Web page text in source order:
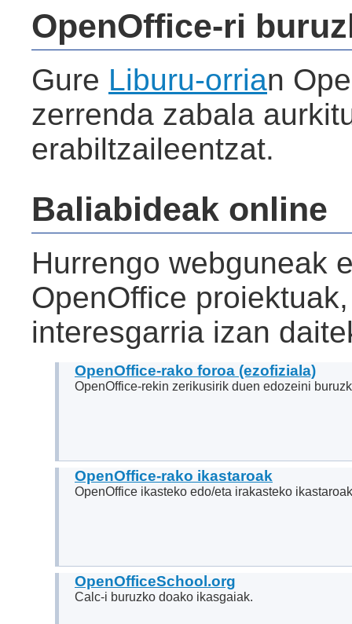
OpenOffice-ri
Gure Liburu-orrian
zerrenda zabala
erabiltzaileentzat.
Baliabideak online
Hurrengo webguneak
OpenOffice
interesgarria izan
OpenOffice-rako foroa (ezofiziala)
OpenOffice-rekin zerikusirik duen edozeini
OpenOffice-rako ikastaroak
OpenOffice ikasteko edo/eta irakasteko
OpenOfficeSchool.org
Calc-i buruzko doako ikasgaiak.